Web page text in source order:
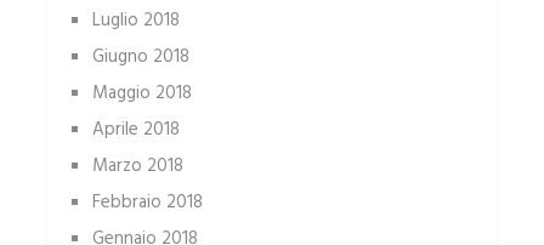
Luglio 2018
Giugno 2018
Maggio 2018
Aprile 2018
Marzo 2018
Febbraio 2018
Gennaio 2018